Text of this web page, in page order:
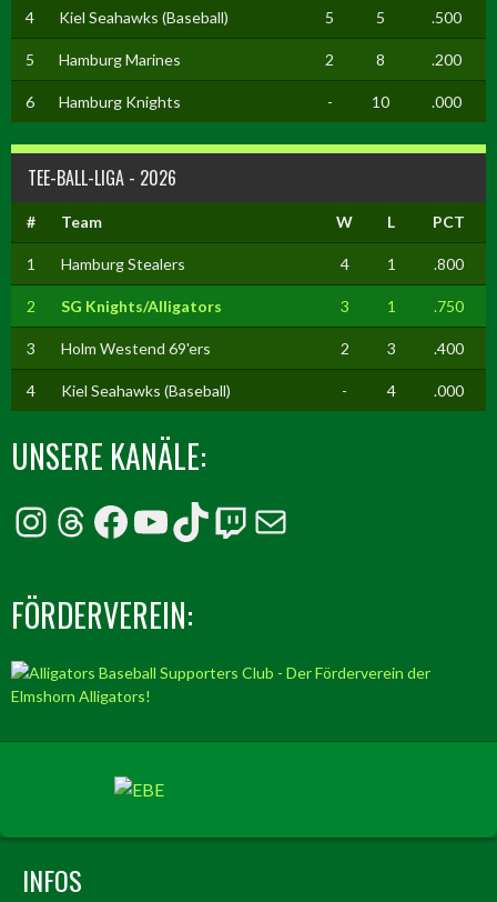
4 Kiel Seahawks (Baseball) 5 5 .500
5 Hamburg Marines 2 8 .200
6 Hamburg Knights - 10 .000
TEE-BALL-LIGA - 2026
# Team W L PCT
1 Hamburg Stealers 4 1 .800
2 SG Knights/Alligators 3 1 .750
3 Holm Westend 69'ers 2 3 .400
4 Kiel Seahawks (Baseball) - 4 .000
UNSERE KANÄLE:
Instagram
Threads
Facebook
YouTube
TikTok
Twitch
E-Mail
FÖRDERVEREIN:
INFOS